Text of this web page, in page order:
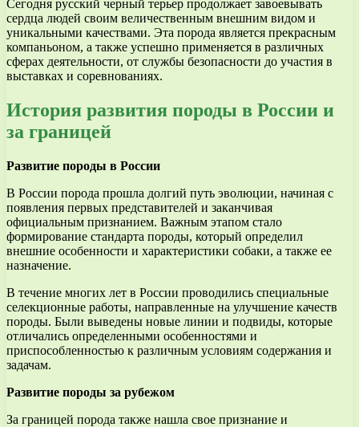
Сегодня русский черный терьер продолжает завоевывать
сердца людей своим величественным внешним видом и
уникальными качествами. Эта порода является прекрасным
компаньоном, а также успешно применяется в различных
сферах деятельности, от службы безопасности до участия в
выставках и соревнованиях.
История развития породы в России и
за границей
Развитие породы в России
В России порода прошла долгий путь эволюции, начиная с
появления первых представителей и заканчивая
официальным признанием. Важным этапом стало
формирование стандарта породы, который определил
внешние особенности и характеристики собаки, а также ее
назначение.
В течение многих лет в России проводились специальные
селекционные работы, направленные на улучшение качеств
породы. Были выведены новые линии и подвиды, которые
отличались определенными особенностями и
приспособленностью к различным условиям содержания и
задачам.
Развитие породы за рубежом
За границей порода также нашла свое признание и